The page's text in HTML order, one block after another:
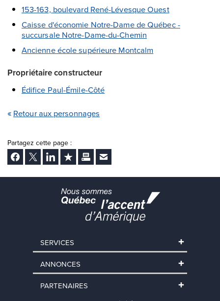
153-163, boulevard René-Lévesque Ouest
Caisse d'économie Notre-Dame de Québec -
succursale Notre-Dame-du-Chemin
Ancienne école supérieure Montcalm
Propriétaire constructeur
Édifice Paul-Émile-Côté
Retour aux personnages
Partagez cette page :
Facebook
Twitter LinkedInAjouter aux favoris
ImprimerEnvoyer Ã un ami
SERVICES
ANNONCES
PARTENAIRES